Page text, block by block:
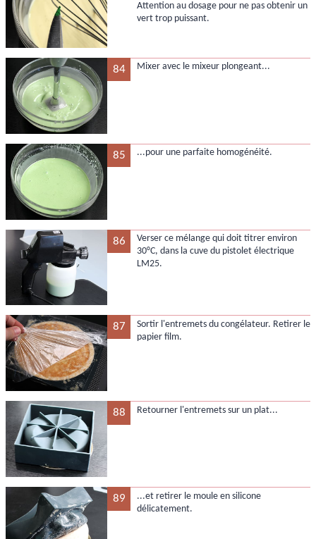
Attention au dosage pour ne pas obtenir un
vert trop puissant.
84 Mixer avec le mixeur plongeant...
85 ...pour une parfaite homogénéité.
86
Verser ce mélange qui doit titrer environ
30°C, dans la cuve du pistolet électrique
LM25.
87
Sortir l'entremets du congélateur. Retirer le
papier film.
88 Retourner l'entremets sur un plat...
89
...et retirer le moule en silicone
délicatement.